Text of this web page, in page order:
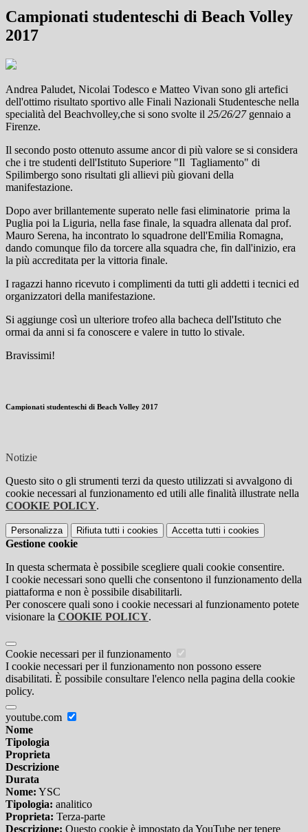
Campionati studenteschi di Beach Volley
2017
Andrea Paludet, Nicolai Todesco e Matteo Vivan sono gli artefici
dell'ottimo risultato sportivo alle Finali Nazionali Studentesche nella
specialità del Beachvolley,che si sono svolte il 25/26/27gennaio a
Firenze.
Il secondo posto ottenuto assume ancor di più valore se si considera
che i tre studenti dell'Istituto Superiore "Il Tagliamento" di
Spilimbergo sono risultati gli allievi più giovani della
manifestazione.
Dopo aver brillantemente superato nelle fasi eliminatorie prima la
Puglia poi la Liguria, nella fase finale, la squadra allenata dal prof.
Mauro Serena, ha incontrato lo squadrone dell'Emilia Romagna,
dando comunque filo da torcere alla squadra che, fin dall'inizio, era
la più accreditata per la vittoria finale.
I ragazzi hanno ricevuto i complimenti da tutti gli addetti i tecnici ed
organizzatori della manifestazione.
Si aggiunge così un ulteriore trofeo alla bacheca dell'Istituto che
ormai da anni si fa conoscere e valere in tutto lo stivale.
Bravissimi!
Campionati studenteschi di Beach Volley 2017
Notizie
Questo sito o gli strumenti terzi da questo utilizzati si avvalgono di
cookie necessari al funzionamento ed utili alle finalità illustrate nella
COOKIE POLICY.
Personalizza Rifiuta tutti i cookies Accetta tutti i cookies
Gestione cookie
In questa schermata è possibile scegliere quali cookie consentire.
I cookie necessari sono quelli che consentono il funzionamento della
piattaforma e non è possibile disabilitarli.
Per conoscere quali sono i cookie necessari al funzionamento potete
visionare la COOKIE POLICY.
Cookie necessari per il funzionamento
I cookie necessari per il funzionamento non possono essere
disabilitati. È possibile consultare l'elenco nella pagina della cookie
policy.
youtube.com
Nome
Tipologia
Proprieta
Descrizione
Durata
Nome: YSC
Tipologia: analitico
Proprieta: Terza-parte
Descrizione: Questo cookie è impostato da YouTube per tenere